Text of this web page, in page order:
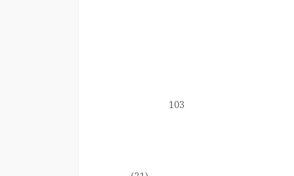
103